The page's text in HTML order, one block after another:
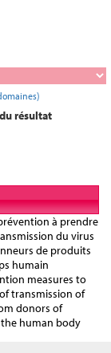
résultat
à prendre
du virus
de produits
humain
measures to
transmission of
donors of
human body